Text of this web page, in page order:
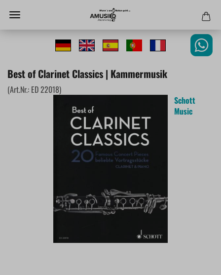
Best of Clarinet Classics | Kammermusik
(Art.Nr.: ED 22018)
Schott
Music